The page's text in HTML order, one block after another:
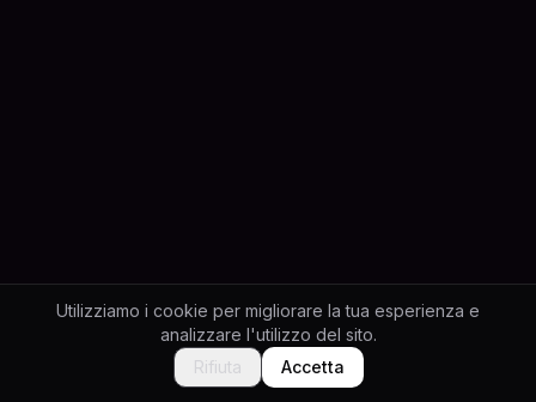
Utilizziamo i cookie per migliorare la tua esperienza e
analizzare l'utilizzo del sito.
Rifiuta
Accetta